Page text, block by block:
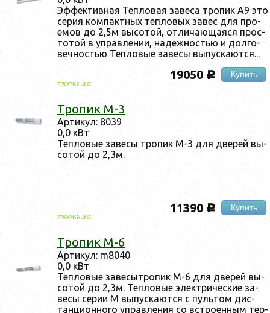
Эф­фектив­ная Теп­ло­вая за­веса тро­пик А9 это
се­рия ком­пак­тных теп­ло­вых за­вес для про­
емов до 2,5м вы­сотой, от­ли­ча­юща­яся прос­
то­той в уп­равле­нии, на­деж­ностью и дол­го­
веч­ностью Теп­ло­вые за­весы вы­пус­ка­ют­ся...
19050 c Купить
Тро­пик М-3
Ар­ти­кул: 8039
0,0 кВт
Теп­ло­вые за­весы тро­пик М-3 для две­рей вы­
сотой до 2,3м.
11390 c Купить
Тро­пик М-6
Ар­ти­кул: m8040
0,0 кВт
Теп­ло­вые за­весыт­ро­пик М-6 для две­рей вы­
сотой до 2,3м. Теп­ло­вые элек­три­чес­кие за­
весы се­рии М вы­пус­ка­ют­ся c пуль­том дис­
танци­он­но­го уп­равле­ния со встро­ен­ным тер­